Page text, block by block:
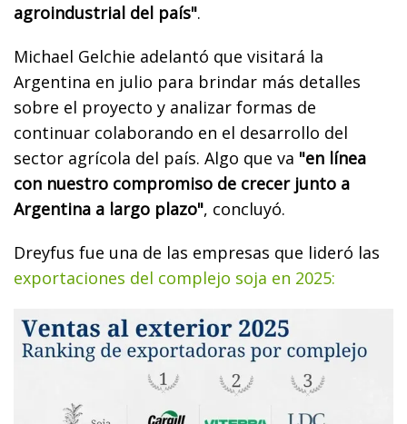
agroindustrial del país".
Michael Gelchie adelantó que visitará la
Argentina en julio para brindar más detalles
sobre el proyecto y analizar formas de
continuar colaborando en el desarrollo del
sector agrícola del país. Algo que va "en línea
con nuestro compromiso de crecer junto a
Argentina a largo plazo", concluyó.
Dreyfus fue una de las empresas que lideró las
exportaciones del complejo soja en 2025: